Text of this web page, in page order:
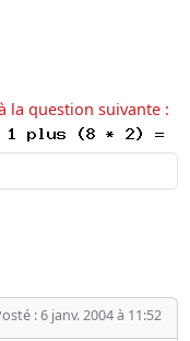
la question suivante :
: 6 janv. 2004 à 11:52